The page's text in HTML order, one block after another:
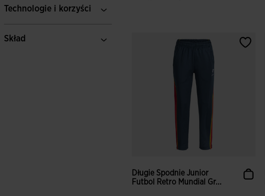
Technologie i korzyści
Skład
Długie Spodnie Junior
Futbol Retro Mundial Gr...